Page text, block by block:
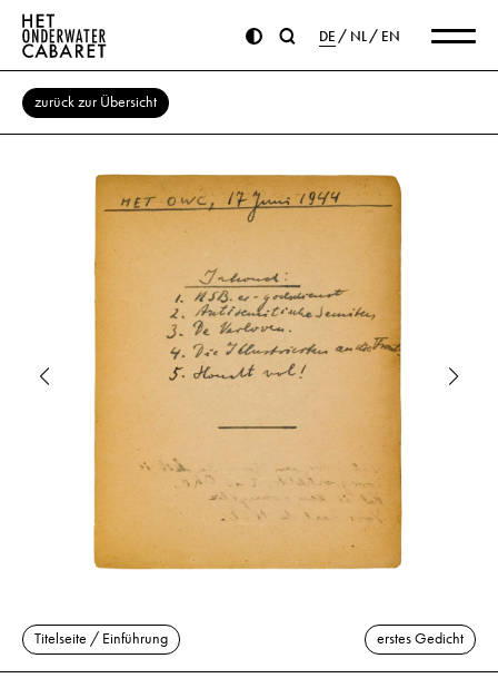
DE NL EN
zurück zur Übersicht
Titelseite / Einführung erstes Gedicht